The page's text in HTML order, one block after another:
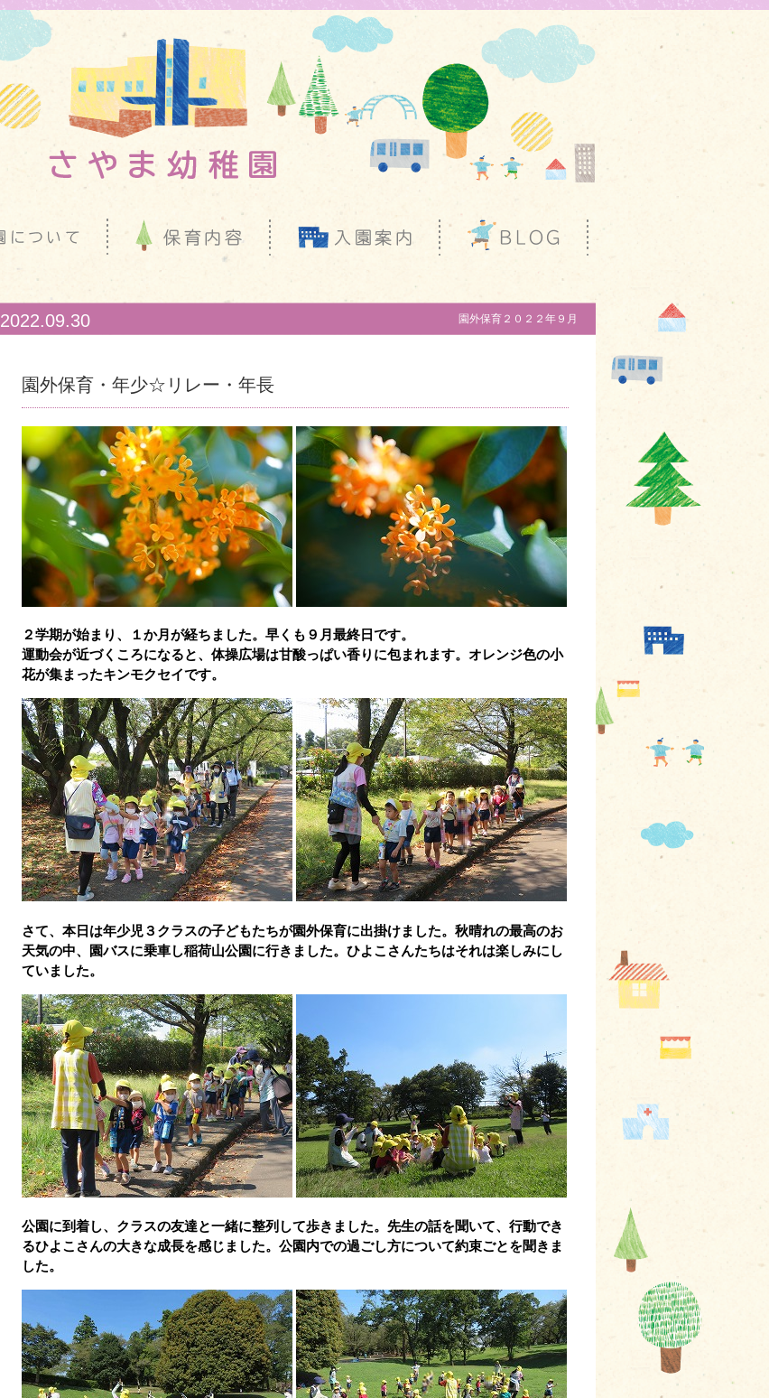
2022.09.30 園外保育２０２２年９月
園外保育・年少☆リレー・年長
２学期が始まり、１か月が経ちました。早くも９月最終日です。
運動会が近づくころになると、体操広場は甘酸っぱい香りに包まれます。オレンジ色の小
花が集まったキンモクセイです。
さて、本日は年少児３クラスの子どもたちが園外保育に出掛けました。秋晴れの最高のお
天気の中、園バスに乗車し稲荷山公園に行きました。ひよこさんたちはそれは楽しみにし
ていました。
公園に到着し、クラスの友達と一緒に整列して歩きました。先生の話を聞いて、行動でき
るひよこさんの大きな成長を感じました。 公園内での過ごし方について約束ごとを聞きま
した。